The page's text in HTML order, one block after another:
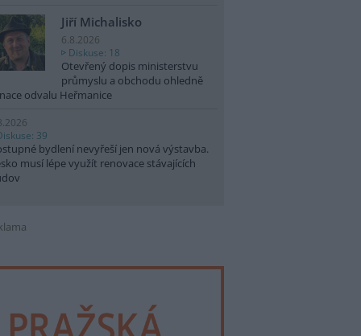
Jiří Michalisko
6.8.2026
Diskuse: 18
Otevřený dopis ministerstvu
průmyslu a obchodu ohledně
odvalu Heřmanice
39
bydlení nevyřeší jen nová výstavba.
musí lépe využít renovace stávajících